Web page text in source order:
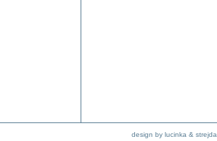
design by lucinka & strejda